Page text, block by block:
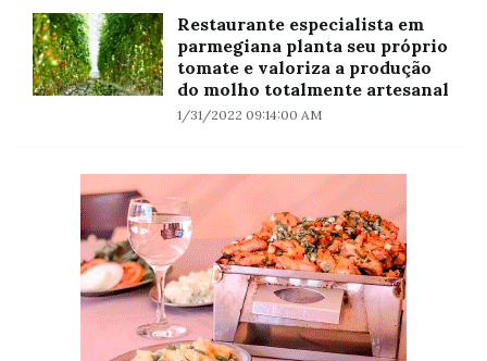
Restaurante especialista em
parmegiana planta seu próprio
tomate e valoriza a produção
do molho totalmente artesanal
1/31/2022 09:14:00 AM